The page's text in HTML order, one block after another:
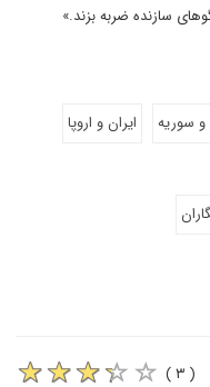
سازنده ضربه بزند.»
و سوریه
ایران و اروپا
( ۳ )